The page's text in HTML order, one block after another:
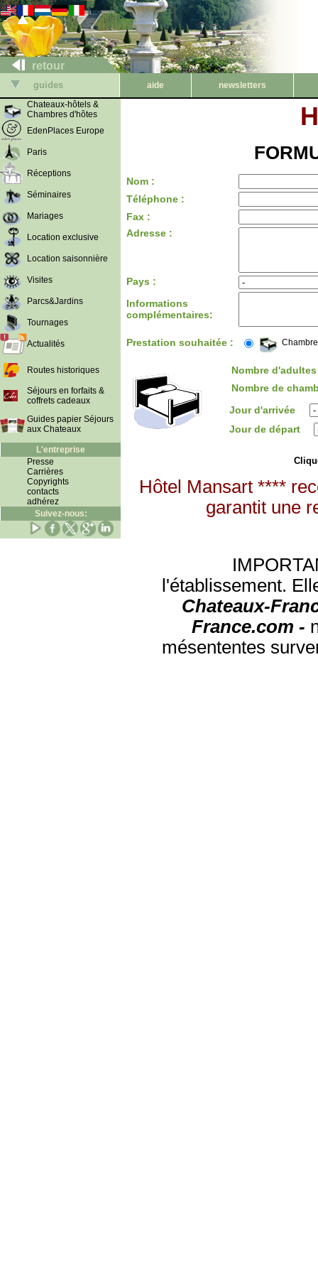
retour
guides aide
newsletters
Chateaux-hôtels &
Chambres d'hôtes
EdenPlaces Europe
Paris
Réceptions
Séminaires
Mariages
Location exclusive
Location saisonnière
Visites
Parcs&Jardins
Tournages
Actualités
Routes historiques
Séjours en forfaits &
coffrets cadeaux
Guides papier Séjours
aux Chateaux
L'entreprise
Presse
Carrières
Copyrights
contacts
adhérez
Suivez-nous:
Nom :
Téléphone :
Fax :
Adresse :
Pays :
Informations
complémentaires:
Prestation souhaitée :
Nombre
Nombre de
Jour d'arrivée
Jour de départ
Hôtel Mansart ****
garantit une
l'établissement.
Chateaux-
France.com -
mésententes